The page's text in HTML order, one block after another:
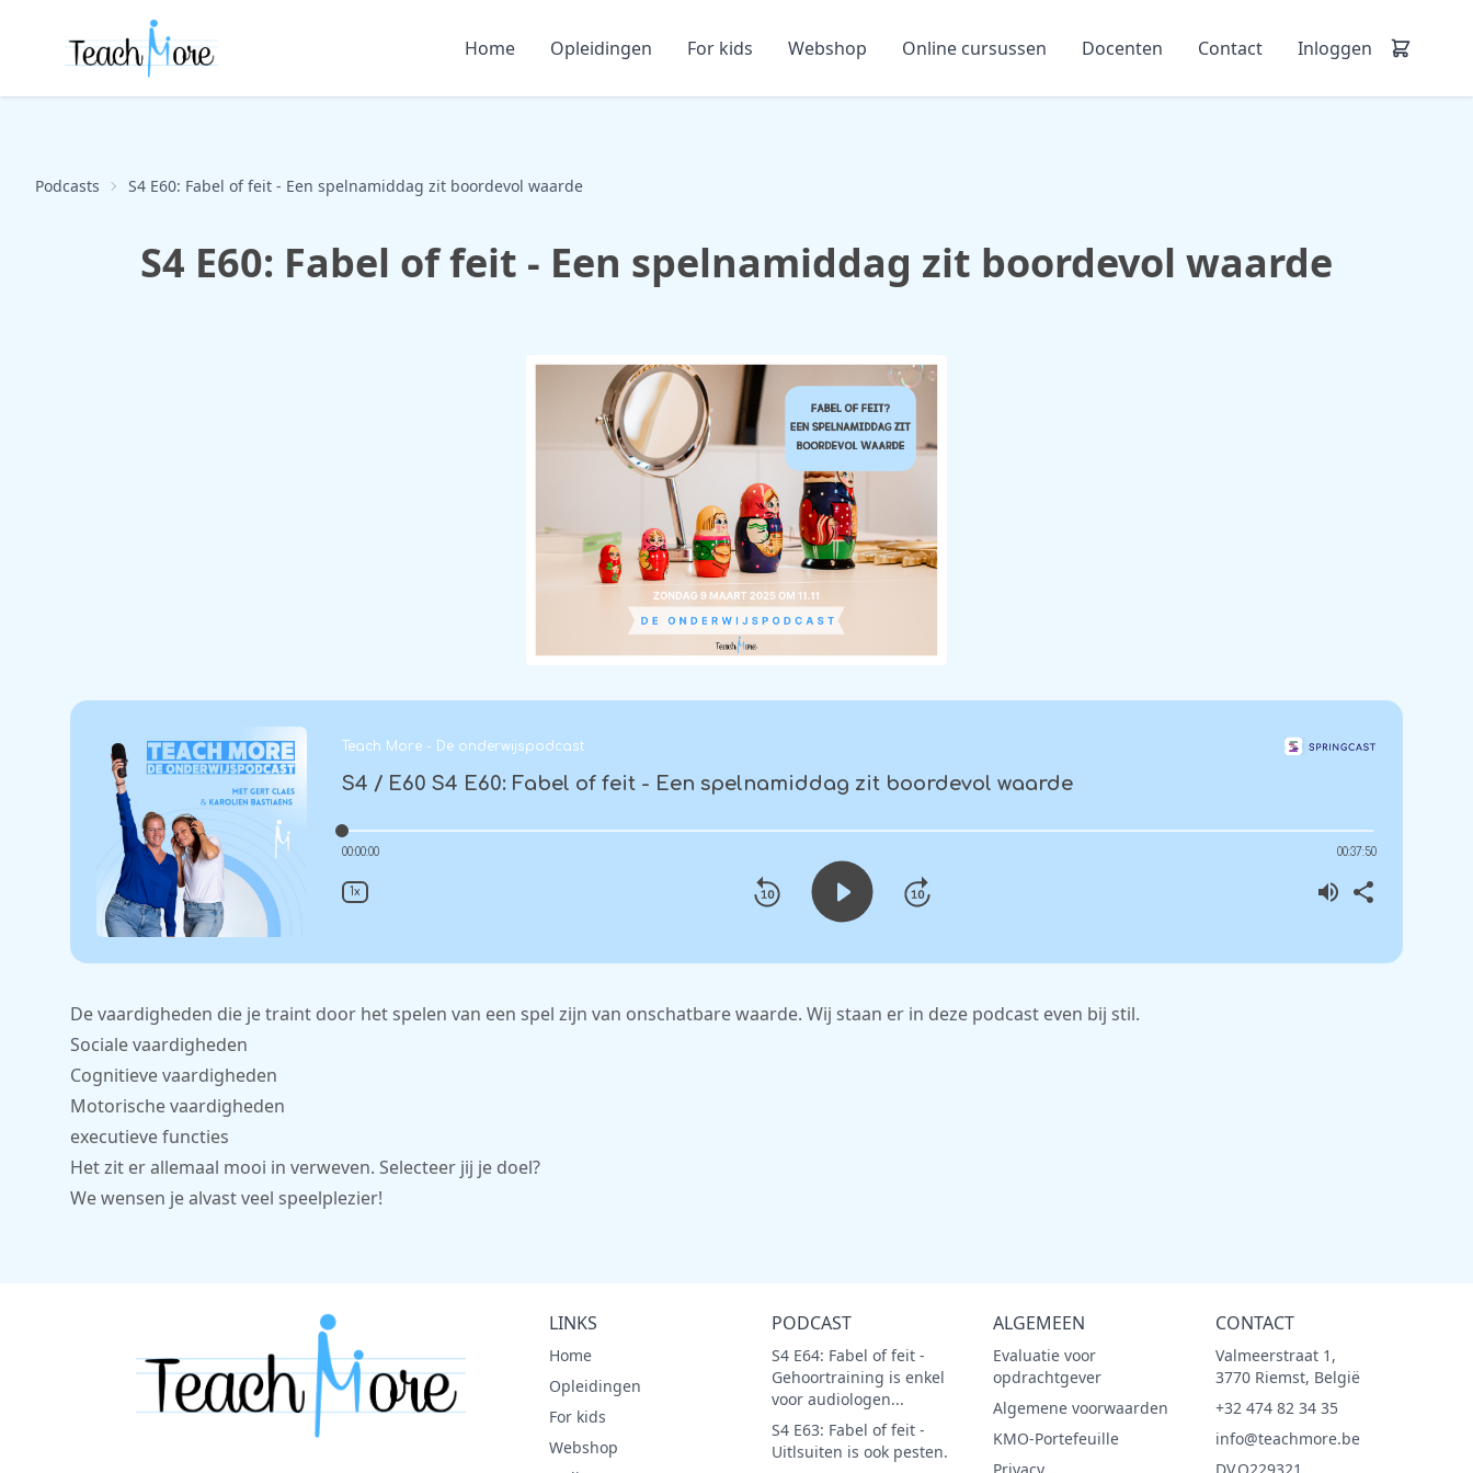
Home Opleidingen For kids Webshop Online cursussen Docenten Contact Inloggen
Podcasts S4 E60: Fabel of feit - Een spelnamiddag zit boordevol waarde
S4 E60: Fabel of feit - Een spelnamiddag zit boordevol waarde
De vaardigheden die je traint door het spelen van een spel zijn van onschatbare waarde. Wij staan er in deze podcast even bij stil.
Sociale vaardigheden
Cognitieve vaardigheden
Motorische vaardigheden
executieve functies
Het zit er allemaal mooi in verweven. Selecteer jij je doel?
We wensen je alvast veel speelplezier!
LINKS
Home
Opleidingen
For kids
Webshop
PODCAST
S4 E64: Fabel of feit -
Gehoortraining is enkel
voor audiologen...
S4 E63: Fabel of feit -
Uitlsuiten is ook pesten.
ALGEMEEN
Evaluatie voor
opdrachtgever
Algemene voorwaarden
KMO-Portefeuille
CONTACT
Valmeerstraat 1,
3770 Riemst, België
+32 474 82 34 35
info@teachmore.be